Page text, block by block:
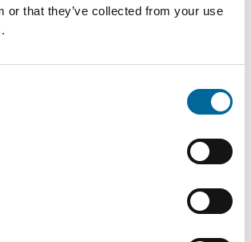
or that they’ve collected from your use